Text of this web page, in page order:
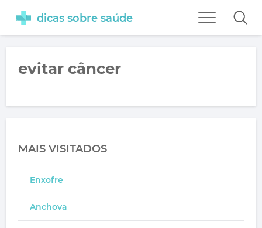
dicas sobre saúde
evitar câncer
MAIS VISITADOS
Enxofre
Anchova